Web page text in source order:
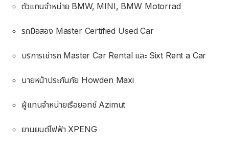
ตัวแทนจำหน่าย BMW, MINI, BMW Motorrad
รถมือสอง Master Certified Used Car
บริการเช่ารถ Master Car Rental และ Sixt Rent a Car
นายหน้าประกันภัย Howden Maxi
ผู้แทนจำหน่ายเรือยอทช์ Azimut
ยานยนต์ไฟฟ้า XPENG